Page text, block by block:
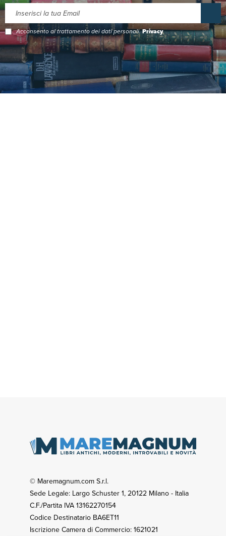
Acconsento al trattamento dei dati personali.Privacy
© Maremagnum.com S.r.l.
Sede Legale: Largo Schuster 1, 20122 Milano - Italia
C.F./Partita IVA 13162270154
Codice Destinatario BA6ET11
Iscrizione Camera di Commercio: 1621021